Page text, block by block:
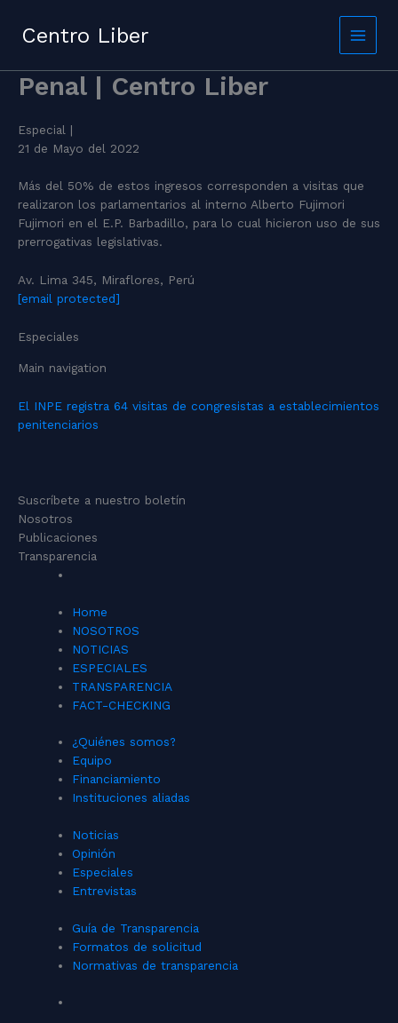
contentCentro Liber
Penal | Centro Liber
Especial |
21 de Mayo del 2022
Más del 50% de estos ingresos corresponden a visitas que
realizaron los parlamentarios al interno Alberto Fujimori
Fujimori en el E.P. Barbadillo, para lo cual hicieron uso de sus
prerrogativas legislativas.
Av. Lima 345, Miraflores, Perú
[email protected]
Especiales
Main navigation
El INPE registra 64 visitas de congresistas a establecimientos
penitenciarios
Suscríbete a nuestro boletín
Nosotros
Publicaciones
Transparencia
Home
NOSOTROS
NOTICIAS
ESPECIALES
TRANSPARENCIA
FACT-CHECKING
¿Quiénes somos?
Equipo
Financiamiento
Instituciones aliadas
Noticias
Opinión
Especiales
Entrevistas
Guía de Transparencia
Formatos de solicitud
Normativas de transparencia